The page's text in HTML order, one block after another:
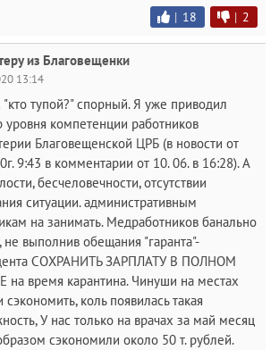
| 18 | 2
из Благовещенки
13:14
"кто тупой?" спорный. Я уже приводил
уровня компетенции работников
Благовещенской ЦРБ (в новости от
9:43 в комментарии от 10. 06. в 16:28). А
бесчеловечности, отсутствии
ситуации. административным
на занимать. Медработников банально
не выполнив обещания "гаранта"-
СОХРАНИТЬ ЗАРПЛАТУ В ПОЛНОМ
на время карантина. Чинуши на местах
коль появилась такая
У нас только на врачах за май месяц
сэкономили около 50 т. рублей.